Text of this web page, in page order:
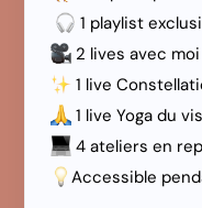
1 playlist
2 lives avec moi
1 live
1 live Yoga du
4 ateliers en
Accessible